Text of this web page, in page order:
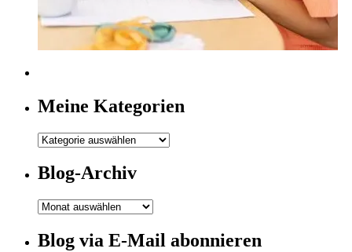
Meine Kategorien
Meine
Blog-Archiv
Blog-
Blog via E-Mail abonnieren